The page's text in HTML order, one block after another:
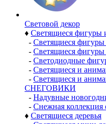
Световой декор
♦ Светящиеся фигуры
- Светящиеся фигуры
- Светящиеся
- Светодиодные
- Светящиеся и
- Светящиеся и
СНЕГОВИКИ
- Надувные
- Снежная коллекция
♦ Светящиеся деревья